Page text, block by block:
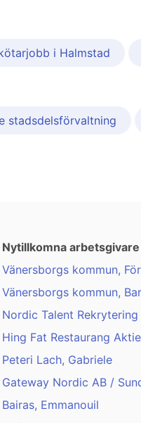
i Halmstad
stadsdelsförvaltning
Nytillkomna arbetsgivare
Vänersborgs kommun,
Vänersborgs kommun,
Nordic Talent Rekrytering
Hing Fat Restaurang
Peteri Lach, Gabriele
Gateway Nordic AB /
Bairas, Emmanouil